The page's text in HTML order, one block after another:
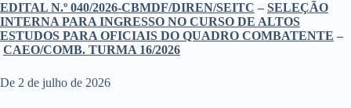
EDITAL N.º 040/2026-CBMDF/DIREN/SEITC – SELEÇÃO
INTERNA PARA INGRESSO NO CURSO DE ALTOS
ESTUDOS PARA OFICIAIS DO QUADRO COMBATENTE –
CAEO/COMB. TURMA 16/2026
De 2 de julho de 2026